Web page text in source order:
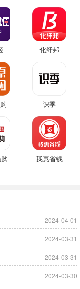
化纤邦
识季
我惠省钱
2024-04-01
2024-03-31
2024-03-31
2024-03-30